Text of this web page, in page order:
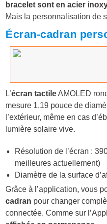
bracelet sont en acier
Mais la personnalisation de
Écran-cadran
L’écran tactileAMOLED
mesure 1,19 pouce de
l’extérieur, même en cas
lumière solaire vive.
Résolution de l’écran :
meilleures actuellement)
Diamètre de la surface
Grâce à l’application, vous
cadran pour changer
connectée. Comme sur